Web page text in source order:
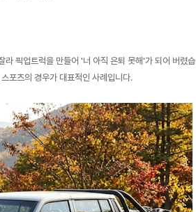
픽업트럭을 만들어 '너 아직 은퇴 못해'가 되어 버렸습
포츠의 경우가 대표적인 사례입니다.